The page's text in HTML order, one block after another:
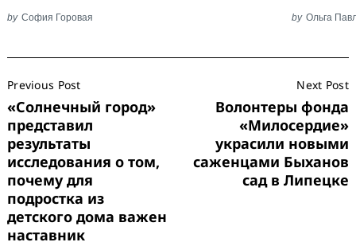
by София Горовая by Ольга
Navigation
Previous Post
«Солнечный город»
представил
результаты
исследования о том,
почему для
подростка из
детского дома важен
наставник
Next Post
Волонтеры фонда
«Милосердие»
украсили новыми
саженцами Быханов
сад в Липецке